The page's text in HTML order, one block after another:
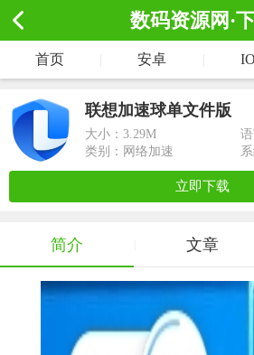
数码资源网·
首页 安卓
联想加速球单文件版
大小： 3.29M
类别：网络加速
立即下载
简介 文章